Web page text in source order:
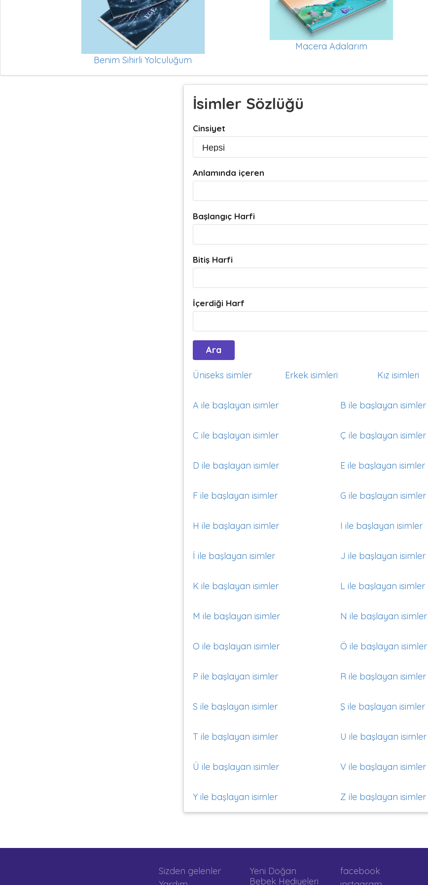
Benim Sihirli Yolculuğum
Macera Adalarım
İsimler Sözlüğü
Cinsiyet
Anlamında içeren
Başlangıç Harfi
Bitiş Harfi
İçerdiği Harf
Üniseks isimler Erkek isimleri Kız isimleri
A ile başlayan isimler B ile başlayan isimler
C ile başlayan isimler Ç ile başlayan isimler
D ile başlayan isimler E ile başlayan isimler
F ile başlayan isimler G ile başlayan isimler
H ile başlayan isimler I ile başlayan isimler
İ ile başlayan isimler J ile başlayan isimler
K ile başlayan isimler L ile başlayan isimler
M ile başlayan isimler N ile başlayan isimler
O ile başlayan isimler Ö ile başlayan isimler
P ile başlayan isimler R ile başlayan isimler
S ile başlayan isimler Ş ile başlayan isimler
T ile başlayan isimler U ile başlayan isimler
Ü ile başlayan isimler V ile başlayan isimler
Y ile başlayan isimler Z ile başlayan isimler
Sizden gelenler
Yeni Doğan
Bebek Hediyeleri
facebook